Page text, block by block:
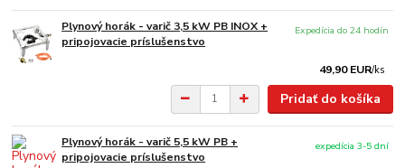
Plynový horák - varič 3,5 kW PB INOX +
pripojovacie príslušenstvo
49,90 EUR/ks
Expedícia do 24 hodín
Pridať do košíka
Plynový horák - varič 5,5 kW PB +
pripojovacie príslušenstvo
expedícia 3-5 dní